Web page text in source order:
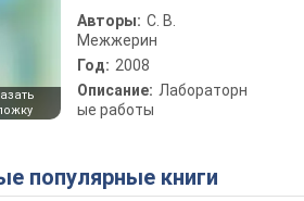
Авторы: С. В.
Межжерин
Год: 2008
Описание: Лабораторн
ые работы
популярные книги